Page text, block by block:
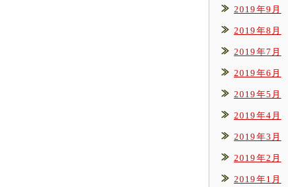
2019年9月
2019年8月
2019年7月
2019年6月
2019年5月
2019年4月
2019年3月
2019年2月
2019年1月